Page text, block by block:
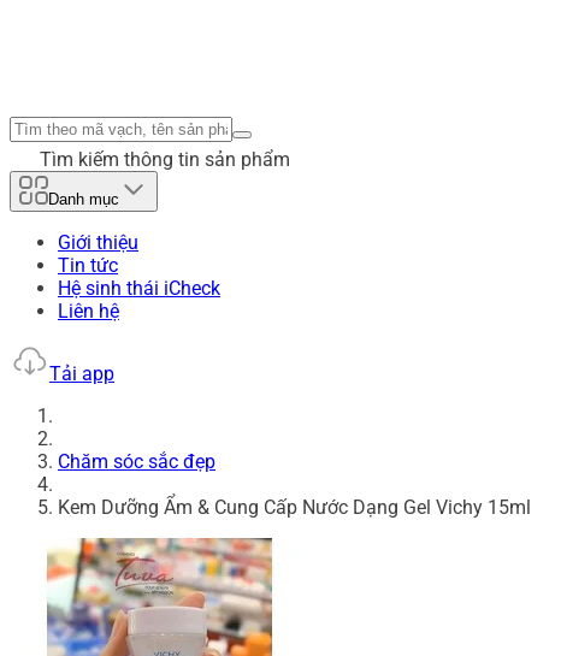
Tìm kiếm thông tin sản phẩm
Danh mục
Giới thiệu
Tin tức
Hệ sinh thái iCheck
Liên hệ
Tải app
Chăm sóc sắc đẹp
Kem Dưỡng Ẩm & Cung Cấp Nước Dạng Gel Vichy 15ml